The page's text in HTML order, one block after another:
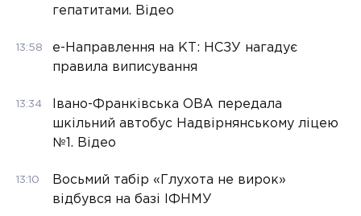
гепатитами. Відео
13:58
е-Направлення на КТ: НСЗУ нагадує
правила виписування
13:34
Івано-Франківська ОВА передала
шкільний автобус Надвірнянському ліцею
№1. Відео
13:10
Восьмий табір «Глухота не вирок»
відбувся на базі ІФНМУ